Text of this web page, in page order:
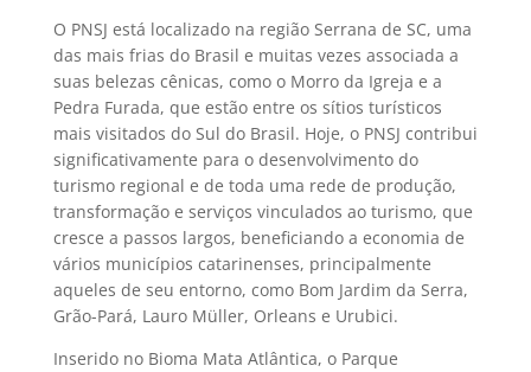
O PNSJ está localizado na região Serrana de SC, uma
das mais frias do Brasil e muitas vezes associada a
suas belezas cênicas, como o Morro da Igreja e a
Pedra Furada, que estão entre os sítios turísticos
mais visitados do Sul do Brasil. Hoje, o PNSJ contribui
significativamente para o desenvolvimento do
turismo regional e de toda uma rede de produção,
transformação e serviços vinculados ao turismo, que
cresce a passos largos, beneficiando a economia de
vários municípios catarinenses, principalmente
aqueles de seu entorno, como Bom Jardim da Serra,
Grão-Pará, Lauro Müller, Orleans e Urubici.
Inserido no Bioma Mata Atlântica, o Parque